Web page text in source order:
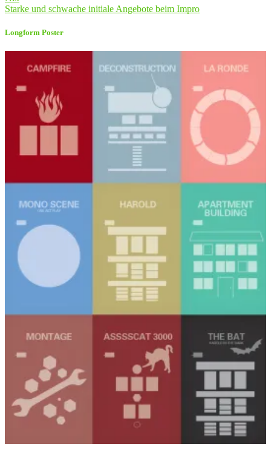
Starke und schwache initiale Angebote beim Impro
Longform Poster